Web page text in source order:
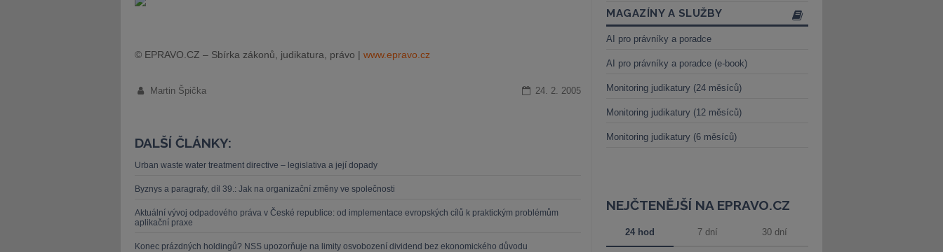
© EPRAVO.CZ – Sbírka zákonů, judikatura, právo | www.epravo.cz
Martin Špička 24. 2. 2005
DALŠÍ ČLÁNKY:
Urban waste water treatment directive – legislativa a její dopady
Byznys a paragrafy, díl 39.: Jak na organizační změny ve společnosti
Aktuální vývoj odpadového práva v České republice: od implementace evropských cílů k praktickým problémům
aplikační praxe
Konec prázdných holdingů? NSS upozorňuje na limity osvobození dividend bez ekonomického důvodu
MAGAZÍNY A SLUŽBY
AI pro právníky a poradce
AI pro právníky a poradce (e-book)
Monitoring judikatury (24 měsíců)
Monitoring judikatury (12 měsíců)
Monitoring judikatury (6 měsíců)
NEJČTENĚJŠÍ NA EPRAVO.CZ
24 hod 7 dní 30 dní